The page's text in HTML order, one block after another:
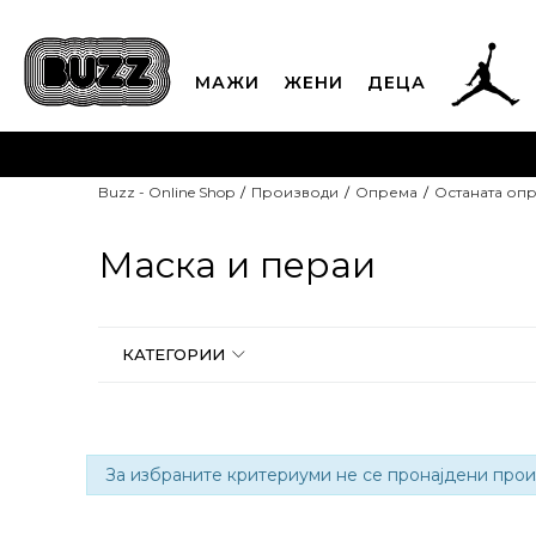
МАЖИ ЖЕНИ ДЕЦА
CLICK & COLLECT
Buzz - Online Shop Производи Опрема Останата
Маска и пераи
КАТЕГОРИИ
За избраните критериуми не се пронајдени